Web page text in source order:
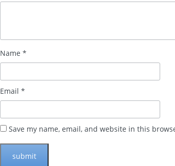
Name *
Email *
Save my name, email, and website in this